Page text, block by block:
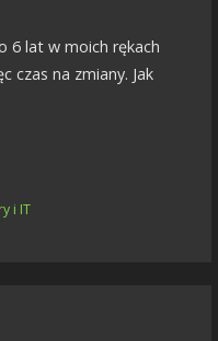
6 lat w moich rękach
czas na zmiany. Jak
i IT